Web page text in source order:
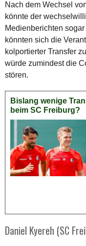
Nach dem Wechsel
könnte der
Medienberichten
könnten sich die
kolportierter Transfer
würde zumindest die
stören.
Bislang wenige
beim SC Freiburg?
Daniel Kyereh (SC